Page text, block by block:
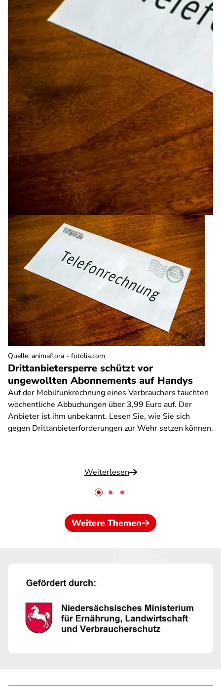
Drittanbietersperre schützt vor
ungewollten Abonnements auf Handys
Auf der Mobilfunkrechnung eines Verbrauchers tauchten
wöchentliche Abbuchungen über 3,99 Euro auf. Der
Anbieter ist ihm unbekannt. Lesen Sie, wie Sie sich
gegen Drittanbieterforderungen zur Wehr setzen können.
Weiterlesen
Quelle: animaflora - fotolia.com
Weitere Themen